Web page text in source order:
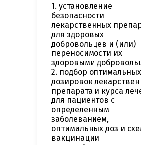
1. установление
безопасности
лекарственных
для здоровых
добровольцев и (или)
переносимости их
здоровыми
2. подбор оптимальных
дозировок
препарата и курса
для пациентов с
определенным
заболеванием,
оптимальных доз и
вакцинации